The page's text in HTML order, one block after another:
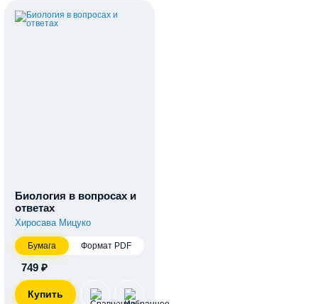
Биология в вопросах и
ответах
Хиросава Мицуко
Бумага Формат PDF
749 ₽